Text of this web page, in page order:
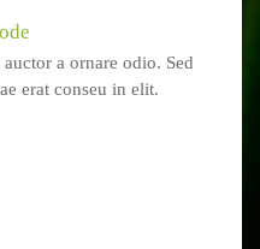
a ornare odio. Sed
erat conseu in elit.